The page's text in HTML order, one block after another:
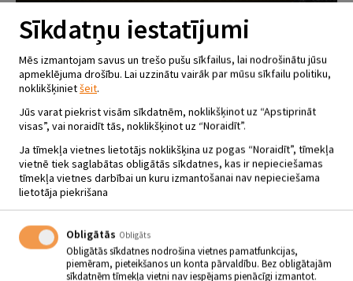
KOMUNISTISKĀ GENOCĪDA
UPURU PIEMIŅAS DIENAI
VELTĪTA IZSTĀDE “VĒSTULES
DZIMTENEI”
Sīkdatņu iestatījumi
Mēs izmantojam savus un trešo pušu sīkfailus, lai nodrošinātu jūsu
apmeklējuma drošību. Lai uzzinātu vairāk par mūsu sīkfailu politiku,
noklikšķinietšeit.
Jūs varat piekrist visām sīkdatnēm, noklikšķinot uz “Apstiprināt
visas”, vai noraidīt tās, noklikšķinot uz “Noraidīt”.
Ja tīmekļa vietnes lietotājs noklikšķina uz pogas “Noraidīt”, tīmekļa
vietnē tiek saglabātas obligātās sīkdatnes, kas ir nepieciešamas
tīmekļa vietnes darbībai un kuru izmantošanai nav nepieciešama
lietotāja piekrišana
Obligātās Obligāts
Obligātās sīkdatnes nodrošina vietnes pamatfunkcijas,
piemēram, pieteikšanos un konta pārvaldību. Bez obligātajām
sīkdatnēm tīmekļa vietni nav iespējams pienācīgi izmantot.